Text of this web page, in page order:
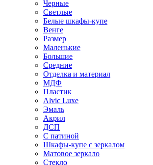
Черные
Светлые
Белые шкафы-купе
Венге
Размер
Маленькие
Большие
Средние
Отделка и материал
МДФ
Пластик
Alvic Luxe
Эмаль
Акрил
ДСП
С патиной
Шкафы-купе с зеркалом
Матовое зеркало
Стекло